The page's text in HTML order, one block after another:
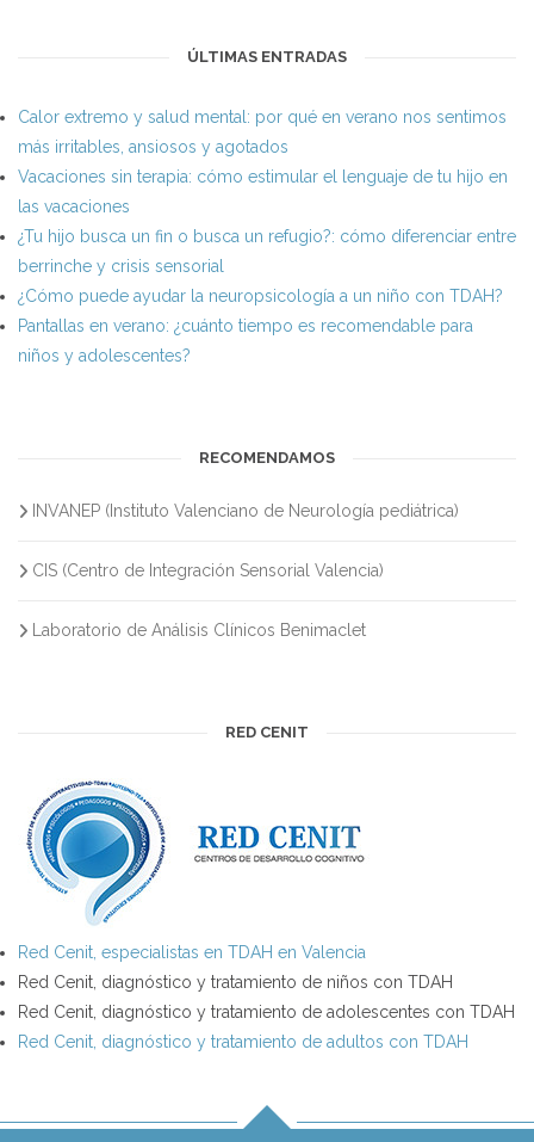
ÚLTIMAS ENTRADAS
Calor extremo y salud mental: por qué en verano nos sentimos
más irritables, ansiosos y agotados
Vacaciones sin terapia: cómo estimular el lenguaje de tu hijo en
las vacaciones
¿Tu hijo busca un fin o busca un refugio?: cómo diferenciar entre
berrinche y crisis sensorial
¿Cómo puede ayudar la neuropsicología a un niño con TDAH?
Pantallas en verano: ¿cuánto tiempo es recomendable para
niños y adolescentes?
RECOMENDAMOS
INVANEP (Instituto Valenciano de Neurología pediátrica)
CIS (Centro de Integración Sensorial Valencia)
Laboratorio de Análisis Clínicos Benimaclet
RED CENIT
Red Cenit, especialistas en TDAH en Valencia
Red Cenit, diagnóstico y tratamiento de niños con TDAH
Red Cenit, diagnóstico y tratamiento de adolescentes con TDAH
Red Cenit, diagnóstico y tratamiento de adultos con TDAH